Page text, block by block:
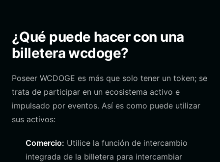
¿Qué puede hacer con una
billetera wcdoge?
Poseer WCDOGE es más que solo tener un token; se
trata de participar en un ecosistema activo e
impulsado por eventos. Así es como puede utilizar
sus activos:
Comercio: Utilice la función de intercambio
integrada de la billetera para intercambiar